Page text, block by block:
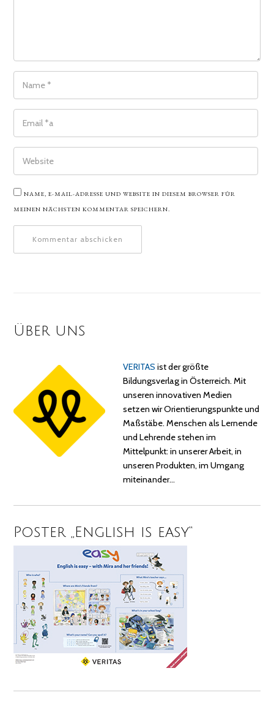
NAME
EMAIL
WEBSITE
NAME, E-MAIL-ADRESSE UND WEBSITE IN DIESEM BROWSER FÜR
MEINEN NÄCHSTEN KOMMENTAR SPEICHERN.
Über uns
VERITAS ist der größte
Bildungsverlag in Österreich. Mit
unseren innovativen Medien
setzen wir Orientierungspunkte und
Maßstäbe. Menschen als Lernende
und Lehrende stehen im
Mittelpunkt: in unserer Arbeit, in
unseren Produkten, im Umgang
miteinander…
Poster „English is easy“